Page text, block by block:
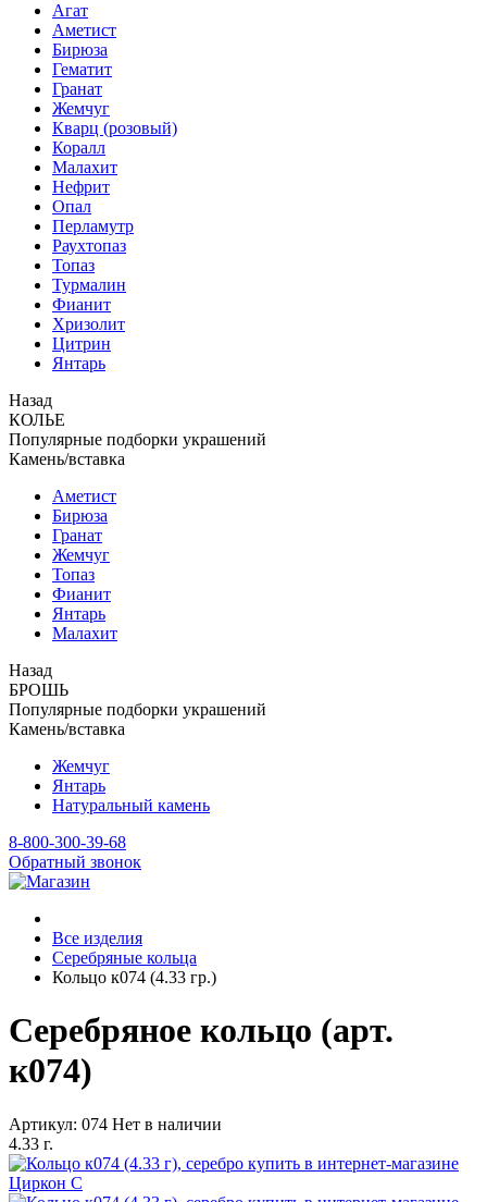
Агат
Аметист
Бирюза
Гематит
Гранат
Жемчуг
Кварц (розовый)
Коралл
Малахит
Нефрит
Опал
Перламутр
Раухтопаз
Топаз
Турмалин
Фианит
Хризолит
Цитрин
Янтарь
Назад
КОЛЬЕ
Популярные подборки украшений
Камень/вставка
Аметист
Бирюза
Гранат
Жемчуг
Топаз
Фианит
Янтарь
Малахит
Назад
БРОШЬ
Популярные подборки украшений
Камень/вставка
Жемчуг
Янтарь
Натуральный камень
8-800-300-39-68
Обратный звонок
Все изделия
Серебряные кольца
Кольцо к074 (4.33 гр.)
Серебряное кольцо (арт.
к074)
Артикул: 074 Нет в наличии
4.33 г.